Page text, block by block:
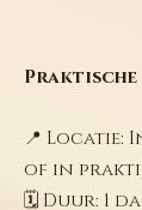
📍 Locatie:
of in
🗓️ Duur: 1